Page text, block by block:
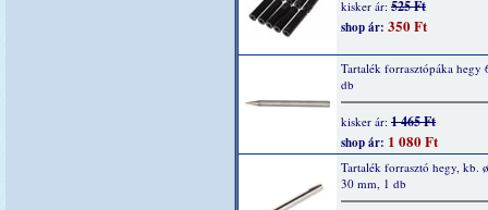
kisker ár: 525 Ft
shop ár: 350 Ft
Tartalék forrasztópáka hegy
db
kisker ár: 1 465 Ft
shop ár: 1 080 Ft
Tartalék forrasztó hegy, kb.
30 mm, 1 db